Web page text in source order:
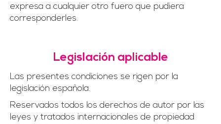
expresa a cualquier otro fuero que pudiera
corresponderles.
Legislación aplicable
Las presentes condiciones se rigen por la
legislación española.
Reservados todos los derechos de autor por las
leyes y tratados internacionales de propiedad